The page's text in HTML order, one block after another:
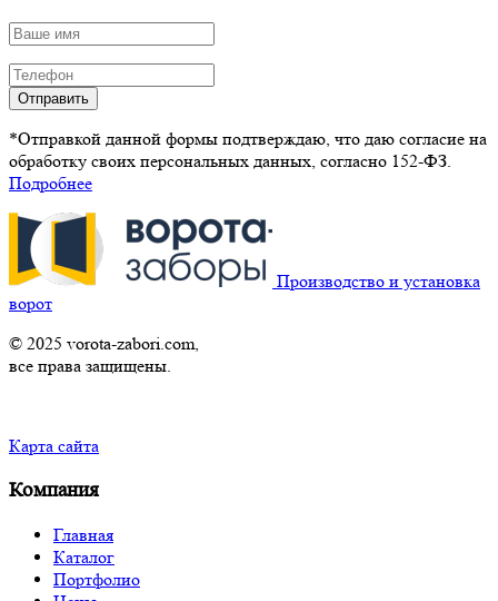
Отправить
*Отправкой данной формы подтверждаю, что даю согласие на
обработку своих персональных данных, согласно 152-ФЗ.
Подробнее
Производство и установка
ворот
© 2025 vorota-zabori.com,
все права защищены.
Карта сайта
Компания
Главная
Каталог
Портфолио